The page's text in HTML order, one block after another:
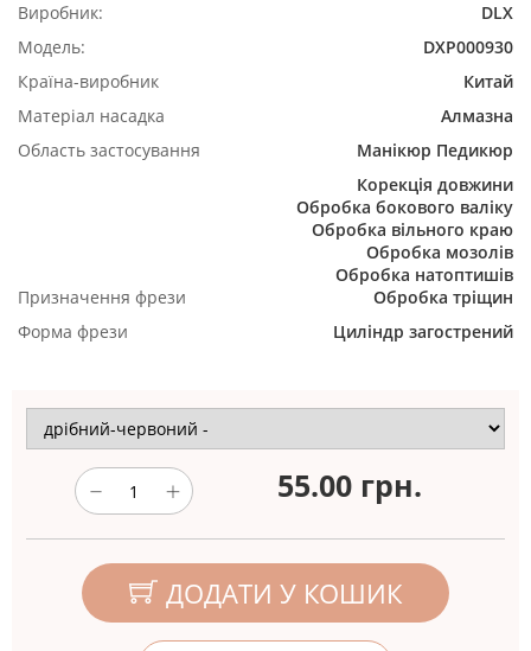
Виробник:
DLX
Модель:
DXP000930
Країна-виробник
Китай
Матеріал насадка
Алмазна
Область застосування
Манікюр Педикюр
Призначення фрези
Корекція довжини
Обробка бокового валіку
Обробка вільного краю
Обробка мозолів
Обробка натоптишів
Обробка тріщин
Форма фрези
Циліндр загострений
55.00 грн.
ДОДАТИ У КОШИК